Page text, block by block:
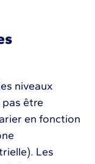
niveaux
être
en fonction
Les